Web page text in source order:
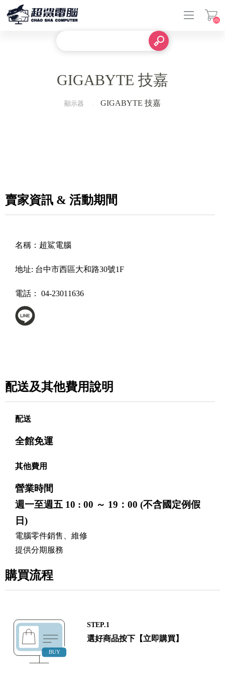
(0)
GIGABYTE 技嘉
顯示器 GIGABYTE 技嘉
賣家資訊 & 活動期間
名稱： 超鯊電腦
地址: 台中市西區大和路30號1F
電話： 04-23011636
配送及其他費用說明
配送
全館免運
其他費用
營業時間
週一至週五 10 : 00 ～ 19：00 (不含國定例假
日)
電腦零件銷售、維修
提供分期服務
購買流程
STEP.1
選好商品按下【立即購買】